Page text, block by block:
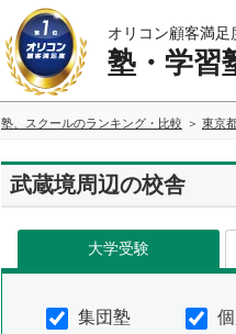
オリコン顧客満足
塾・学習
塾、スクールのランキング・比較 東京
武蔵境周辺の校舎
大学受験
集団塾